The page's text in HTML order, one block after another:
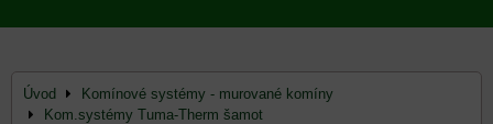
Úvod
Komínové systémy - murované komíny
Kom.systémy Tuma-Therm šamot